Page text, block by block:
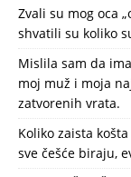
Zvali su mog oca
shvatili su koliko
Mislila sam da
moj muž i moja
zatvorenih vrata.
Koliko zaista
sve češće biraju,